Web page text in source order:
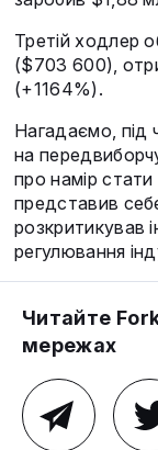
Третій ходлер
($703 600),
(+1164%).
Нагадаємо, під
на
про намір стати
представив
розкритикував
регулювання
Читайте
мережах